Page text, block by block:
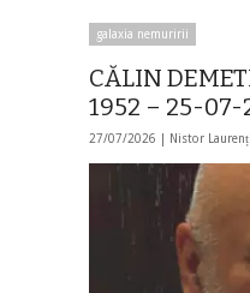
galaxia nemuririi
CĂLIN
1952 – 25-07-
27/07/2026 | Nistor